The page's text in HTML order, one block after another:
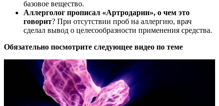
базовое вещество.
Аллерголог прописал «Артродарин», о чем это
говорит? При отсутствии проб на аллергию, врач
сделал вывод о целесообразности применения средства.
Обязательно посмотрите следующее видео по теме